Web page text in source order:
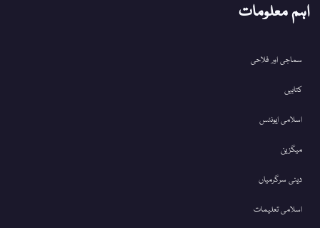
اہم معلومات
سماجی اور فلاحی
کتابیں
اسلامی ایونٹس
میگزین
دینی سرگرمیاں
اسلامی تعلیمات